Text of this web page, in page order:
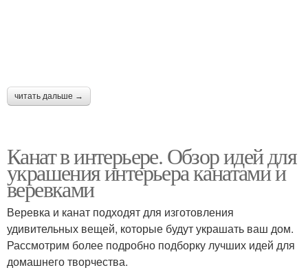
читать дальше →
Канат в интерьере. Обзор идей для
украшения интерьера канатами и
веревками
Веревка и канат подходят для изготовления
удивительных вещей, которые будут украшать ваш дом.
Рассмотрим более подробно подборку лучших идей для
домашнего творчества.